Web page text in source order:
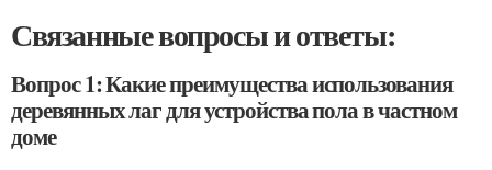
Связанные вопросы и ответы:
Вопрос 1: Какие преимущества использования
деревянных лаг для устройства пола в частном
доме